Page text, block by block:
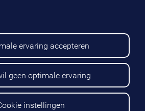
ervaring accepteren
geen optimale ervaring
instellingen
Sitemap